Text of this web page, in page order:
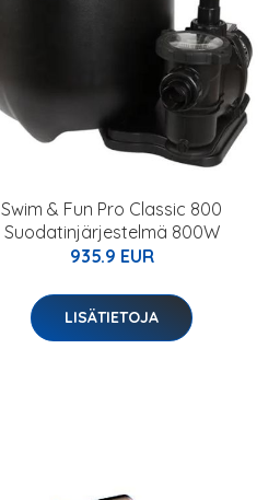
Swim & Fun Pro Classic 800
Suodatinjärjestelmä 800W
935.9 EUR
LISÄTIETOJA